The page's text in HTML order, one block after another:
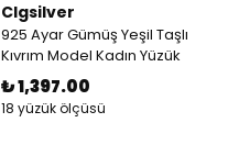
Clgsilver
925 Ayar Gümüş Yeşil Taşlı
Kıvrım Model Kadın Yüzük
₺ 1,397.00
18 yüzük ölçüsü